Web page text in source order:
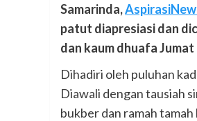
Samarinda,
patut diapresiasi dan
dan kaum dhuafa
Dihadiri oleh puluhan
Diawali dengan tausiah
bukber dan ramah